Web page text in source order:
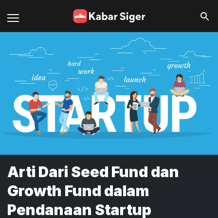
Arti Dari Seed Fund dan
Growth Fund dalam
Pendanaan Startup